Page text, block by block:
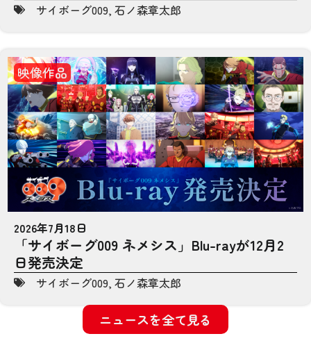
サイボーグ009, 石ノ森章太郎
映像作品
2026年7月18日
「サイボーグ009 ネメシス」Blu-rayが12月2
日発売決定
サイボーグ009, 石ノ森章太郎
ニュースを全て見る